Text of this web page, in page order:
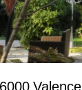
Valence